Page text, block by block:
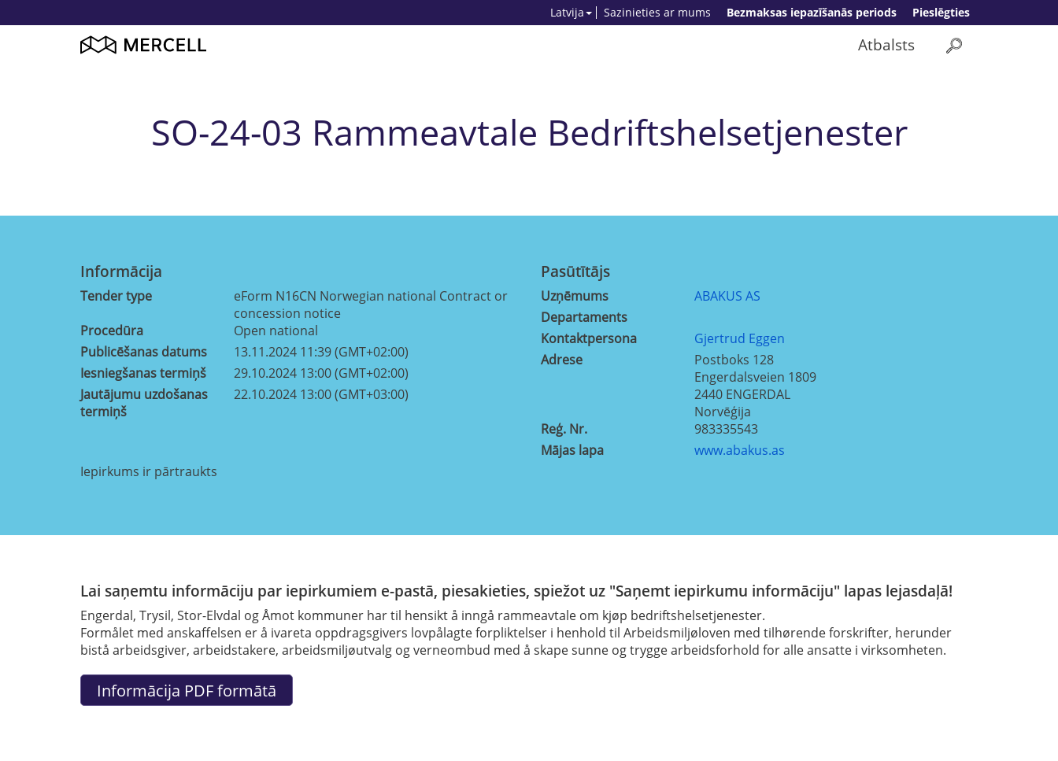
Pieslēgties
Bezmaksas iepazīšanās periods
Sazinieties ar mums
Latvija
Atbalsts
SO-24-03 Rammeavtale Bedriftshelsetjenester
Informācija
Tender type
eForm N16CN Norwegian national Contract or
concession notice
Procedūra
Open national
Publicēšanas datums
13.11.2024 11:39 (GMT+02:00)
Iesniegšanas termiņš
29.10.2024 13:00 (GMT+02:00)
Jautājumu uzdošanas
termiņš
22.10.2024 13:00 (GMT+03:00)
Pasūtītājs
Uzņēmums
ABAKUS AS
Departaments
Kontaktpersona
Gjertrud Eggen
Adrese
Postboks 128
Engerdalsveien 1809
2440 ENGERDAL
Norvēģija
Reģ. Nr.
983335543
Mājas lapa
www.abakus.as
Iepirkums ir pārtraukts
Lai saņemtu informāciju par iepirkumiem e-pastā, piesakieties, spiežot uz "Saņemt iepirkumu informāciju" lapas lejasdaļā!
Engerdal, Trysil, Stor-Elvdal og Åmot kommuner har til hensikt å inngå rammeavtale om kjøp bedriftshelsetjenester.
Formålet med anskaffelsen er å ivareta oppdragsgivers lovpålagte forpliktelser i henhold til Arbeidsmiljøloven med tilhørende forskrifter, herunder
bistå arbeidsgiver, arbeidstakere, arbeidsmiljøutvalg og verneombud med å skape sunne og trygge arbeidsforhold for alle ansatte i virksomheten.